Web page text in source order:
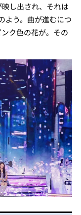
し出され、それは
よう。曲が進むにつ
ク色の花が。その